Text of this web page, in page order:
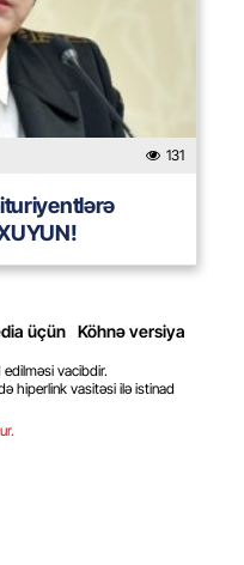
131
üçün Köhnə versiya
edilməsi vacibdir.
hiperlink vasitəsi ilə istinad